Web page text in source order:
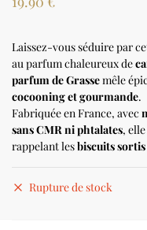
Laissez-vous séduire par
au parfum chaleureux de
parfum de Grassemêle
cocooning et gourmande.
Fabriquée en France, avec
sans CMR ni phtalates,
rappelant lesbiscuits
Rupture de stock